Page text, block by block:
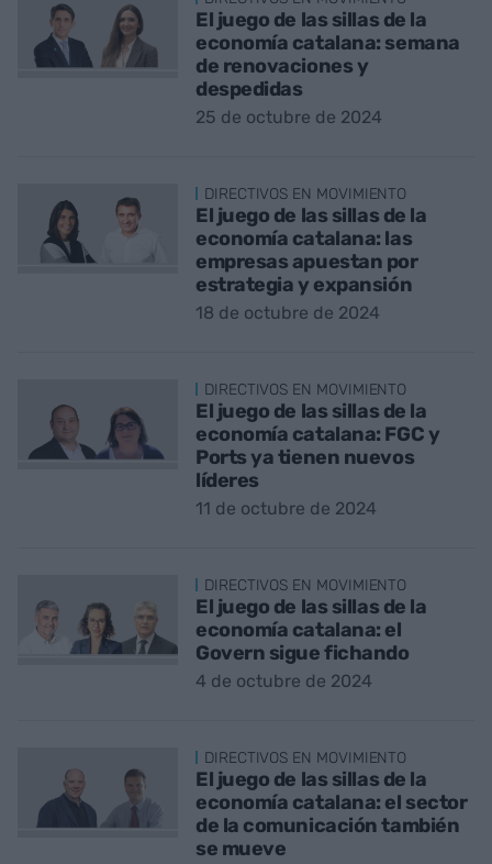
El juego de las sillas de la
economía catalana: semana
de renovaciones y
despedidas
25 de octubre de 2024
DIRECTIVOS EN MOVIMIENTO
El juego de las sillas de la
economía catalana: las
empresas apuestan por
estrategia y expansión
18 de octubre de 2024
DIRECTIVOS EN MOVIMIENTO
El juego de las sillas de la
economía catalana: FGC y
Ports ya tienen nuevos
líderes
11 de octubre de 2024
DIRECTIVOS EN MOVIMIENTO
El juego de las sillas de la
economía catalana: el
Govern sigue fichando
4 de octubre de 2024
DIRECTIVOS EN MOVIMIENTO
El juego de las sillas de la
economía catalana: el sector
de la comunicación también
se mueve